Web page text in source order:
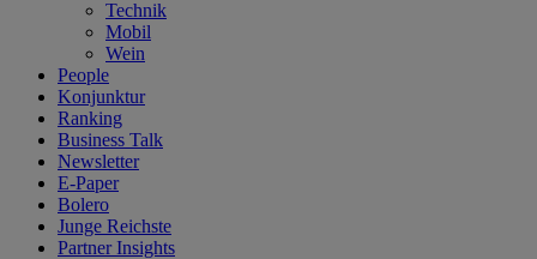
Technik
Mobil
Wein
People
Konjunktur
Ranking
Business Talk
Newsletter
E-Paper
Bolero
Junge Reichste
Partner Insights